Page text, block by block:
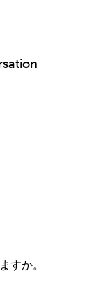
すか。